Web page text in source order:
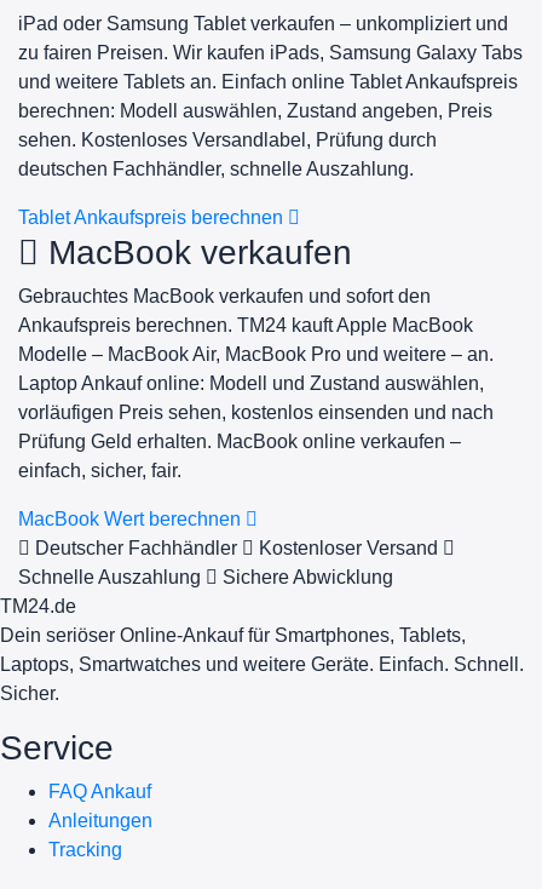
iPad oder Samsung Tablet verkaufen – unkompliziert und
zu fairen Preisen. Wir kaufen iPads, Samsung Galaxy Tabs
und weitere Tablets an. Einfach online Tablet Ankaufspreis
berechnen: Modell auswählen, Zustand angeben, Preis
sehen. Kostenloses Versandlabel, Prüfung durch
deutschen Fachhändler, schnelle Auszahlung.
Tablet Ankaufspreis berechnen
MacBook verkaufen
Gebrauchtes MacBook verkaufen und sofort den
Ankaufspreis berechnen. TM24 kauft Apple MacBook
Modelle – MacBook Air, MacBook Pro und weitere – an.
Laptop Ankauf online: Modell und Zustand auswählen,
vorläufigen Preis sehen, kostenlos einsenden und nach
Prüfung Geld erhalten. MacBook online verkaufen –
einfach, sicher, fair.
MacBook Wert berechnen
Deutscher Fachhändler
Kostenloser Versand
Schnelle Auszahlung
Sichere Abwicklung
TM24.de
Dein seriöser Online-Ankauf für Smartphones, Tablets,
Laptops, Smartwatches und weitere Geräte. Einfach. Schnell.
Sicher.
Service
FAQ Ankauf
Anleitungen
Tracking